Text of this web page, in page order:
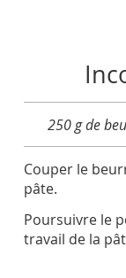
250 g de
Couper le
pâte.
Poursuivre le
travail de la